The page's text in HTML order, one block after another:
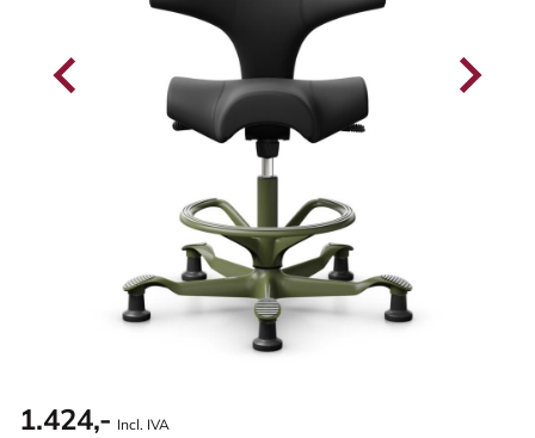
1.424,- Incl. IVA